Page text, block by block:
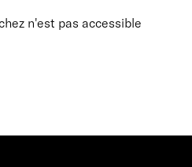
n'est pas accessible